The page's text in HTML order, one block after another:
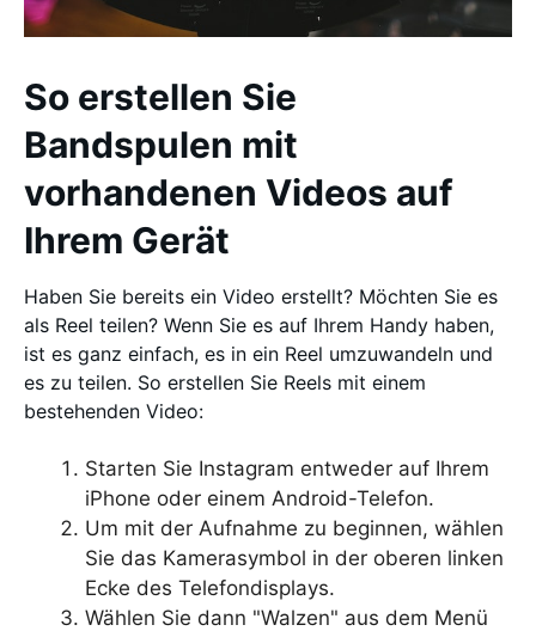
So erstellen Sie
Bandspulen mit
vorhandenen Videos auf
Ihrem Gerät
Haben Sie bereits ein Video erstellt? Möchten Sie es
als Reel teilen? Wenn Sie es auf Ihrem Handy haben,
ist es ganz einfach, es in ein Reel umzuwandeln und
es zu teilen. So erstellen Sie Reels mit einem
bestehenden Video:
Starten Sie Instagram entweder auf Ihrem
iPhone oder einem Android-Telefon.
Um mit der Aufnahme zu beginnen, wählen
Sie das Kamerasymbol in der oberen linken
Ecke des Telefondisplays.
Wählen Sie dann "Walzen" aus dem Menü